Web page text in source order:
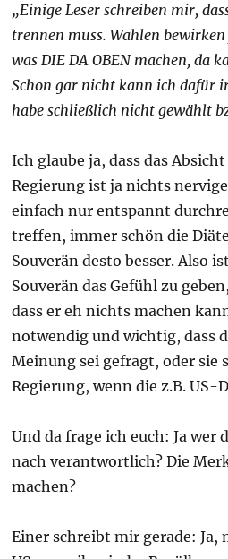
„Einige Leser schreiben mir,
trennen muss. Wahlen
was DIE DA OBEN machen, da
Schon gar nicht kann ich dafür
habe schließlich nicht gewählt
Ich glaube ja, dass das
Regierung ist ja nichts
einfach nur entspannt
treffen, immer schön die
Souverän desto besser. Also
Souverän das Gefühl zu
dass er eh nichts machen
notwendig und wichtig, dass
Meinung sei gefragt, oder sie
Regierung, wenn die z.B.
Und da frage ich euch: Ja
nach verantwortlich? Die
machen?
Einer schreibt mir gerade: Ja,